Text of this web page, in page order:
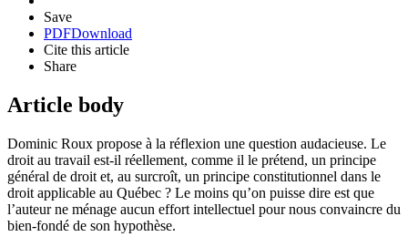
Save
PDFDownload
Cite this article
Share
Article body
Dominic Roux propose à la réflexion une question audacieuse. Le
droit au travail est-il réellement, comme il le prétend, un principe
général de droit et, au surcroît, un principe constitutionnel dans le
droit applicable au Québec ? Le moins qu’on puisse dire est que
l’auteur ne ménage aucun effort intellectuel pour nous convaincre du
bien-fondé de son hypothèse.